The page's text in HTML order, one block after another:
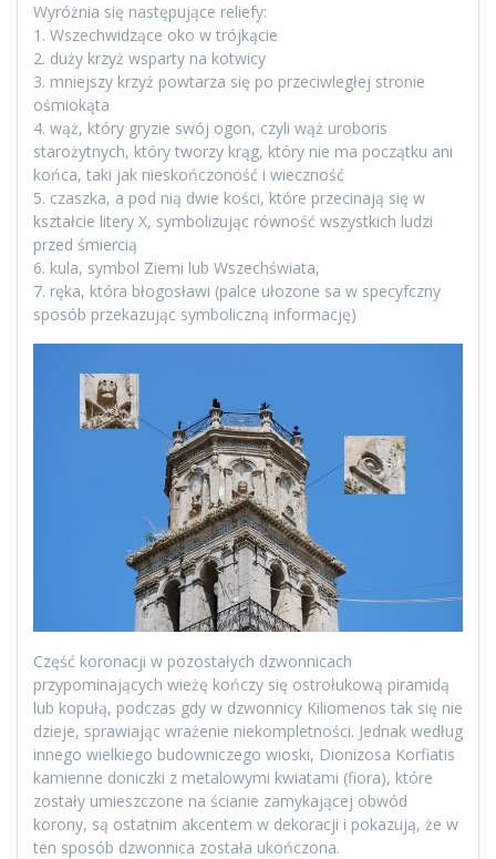
Wyróżnia się następujące reliefy:
1. Wszechwidzące oko w trójkącie
2. duży krzyż wsparty na kotwicy
3. mniejszy krzyż powtarza się po przeciwległej stronie
ośmiokąta
4. wąż, który gryzie swój ogon, czyli wąż uroboris
starożytnych, który tworzy krąg, który nie ma początku ani
końca, taki jak nieskończoność i wieczność
5. czaszka, a pod nią dwie kości, które przecinają się w
kształcie litery X, symbolizując równość wszystkich ludzi
przed śmiercią
6. kula, symbol Ziemi lub Wszechświata,
7. ręka, która błogosławi (palce ułozone sa w specyfczny
sposób przekazując symboliczną informację)
Część koronacji w pozostałych dzwonnicach
przypominających wieżę kończy się ostrołukową piramidą
lub kopułą, podczas gdy w dzwonnicy Kiliomenos tak się nie
dzieje, sprawiając wrażenie niekompletności. Jednak według
innego wielkiego budowniczego wioski, Dionizosa Korfiatis
kamienne doniczki z metalowymi kwiatami (fiora), które
zostały umieszczone na ścianie zamykającej obwód
korony, są ostatnim akcentem w dekoracji i pokazują, że w
ten sposób dzwonnica została ukończona.